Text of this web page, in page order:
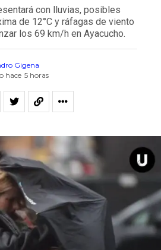
con lluvias, posibles
de 12°C y ráfagas de viento
los 69 km/h en Ayacucho.
Gigena
hace 5 horas